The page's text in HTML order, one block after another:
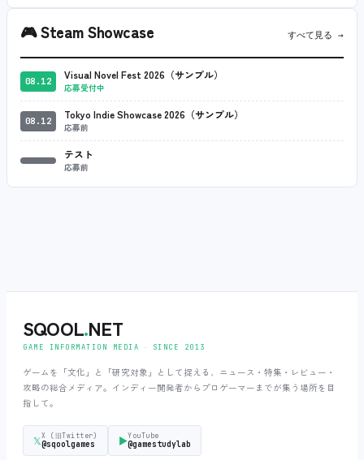
🎮Steam Showcase すべて見る →
08.12 Visual Novel Fest 2026（サンプル）
応募受付中
08.12 Tokyo Indie Showcase 2026（サンプル）
応募前
テスト
応募前
SQOOL.NET
GAME INFORMATION MEDIA ‧ SINCE 2013
ゲームを「文化」と「研究対象」として捉える、ニュース・特集・レビュー・
攻略の総合メディア。インディー開発者からプロゲーマーまでが集う場所を目
指して。
𝕏X (旧Twitter)
@sqoolgames ▶YouTube
@gamestudylab